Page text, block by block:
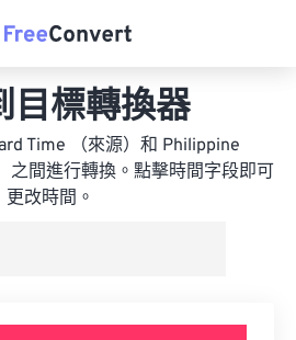
目標轉換器
Time （來源）和 Philippine
之間進行轉換。點擊時間字段即可
更改時間。